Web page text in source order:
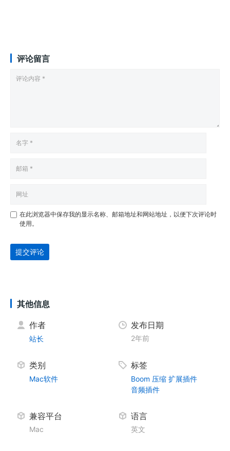
评论留言
在此浏览器中保存我的显示名称、邮箱地址和网站地址，以便下次评论时
使用。
提交评论
其他信息
作者
站长
发布日期
2年前
类别
Mac软件
标签
Boom 压缩 扩展插件
音频插件
兼容平台
Mac
语言
英文